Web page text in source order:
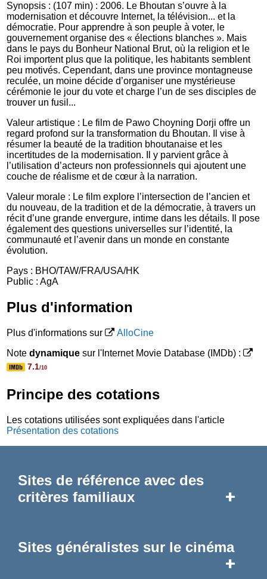
Synopsis : (107 min) : 2006. Le Bhoutan s’ouvre à la
modernisation et découvre Internet, la télévision... et la
démocratie. Pour apprendre à son peuple à voter, le
gouvernement organise des « élections blanches ». Mais
dans le pays du Bonheur National Brut, où la religion et le
Roi importent plus que la politique, les habitants semblent
peu motivés. Cependant, dans une province montagneuse
reculée, un moine décide d’organiser une mystérieuse
cérémonie le jour du vote et charge l’un de ses disciples de
trouver un fusil...
Valeur artistique : Le film de Pawo Choyning Dorji offre un
regard profond sur la transformation du Bhoutan. Il vise à
résumer la beauté de la tradition bhoutanaise et les
incertitudes de la modernisation. Il y parvient grâce à
l’utilisation d’acteurs non professionnels qui ajoutent une
couche de réalisme et de cœur à la narration.
Valeur morale : Le film explore l’intersection de l’ancien et
du nouveau, de la tradition et de la démocratie, à travers un
récit d’une grande envergure, intime dans les détails. Il pose
également des questions universelles sur l’identité, la
communauté et l’avenir dans un monde en constante
évolution.
Pays : BHO/TAW/FRA/USA/HK
Public : AgA
Plus d'information
Plus d'informations sur
AlloCine
Notedynamique sur l'Internet Movie Database (IMDb) :
7.1/10
Principe des cotations
Les cotations utilisées sont expliquées dans l'article
Présentation des cotations
Sites de référence avec des
critères familiaux
+
Sites généralistes sur le cinéma
+